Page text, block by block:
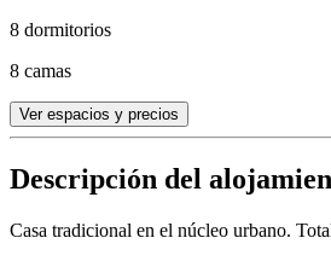
8 dormitorios
8 camas
Ver espacios y precios
Descripción del
Casa tradicional en el núcleo urbano.